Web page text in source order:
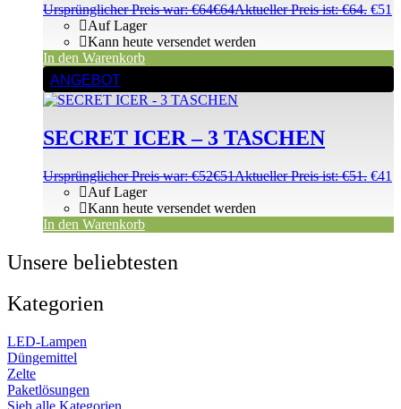
Ursprünglicher Preis war: €64€64Aktueller Preis ist: €64. €51
Auf Lager
Kann heute versendet werden
In den Warenkorb
ANGEBOT
SECRET ICER – 3 TASCHEN
Ursprünglicher Preis war: €52€51Aktueller Preis ist: €51. €41
Auf Lager
Kann heute versendet werden
In den Warenkorb
Unsere beliebtesten
Kategorien
LED-Lampen
Düngemittel
Zelte
Paketlösungen